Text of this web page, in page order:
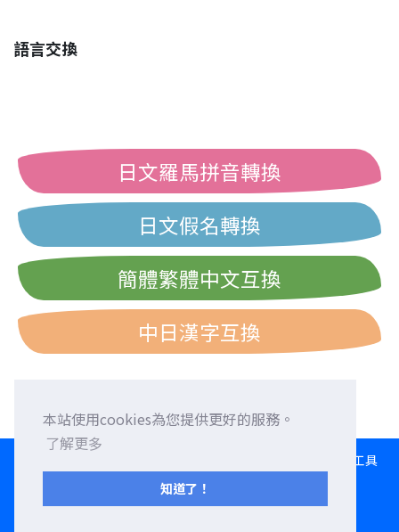
本站使用cookies為您提供更好的服務。
了解更多
知道了！
語言交換
日文羅馬拼音轉換
日文假名轉換
簡體繁體中文互換
中日漢字互換
轉換工具
日文打字練習 西曆/和曆/民國曆對照表